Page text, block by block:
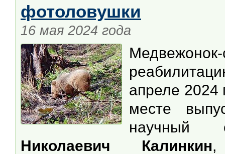
фотоловушки
16 мая 2024 года
апреле 2024
месте
научный
Николаевич Калинкин,